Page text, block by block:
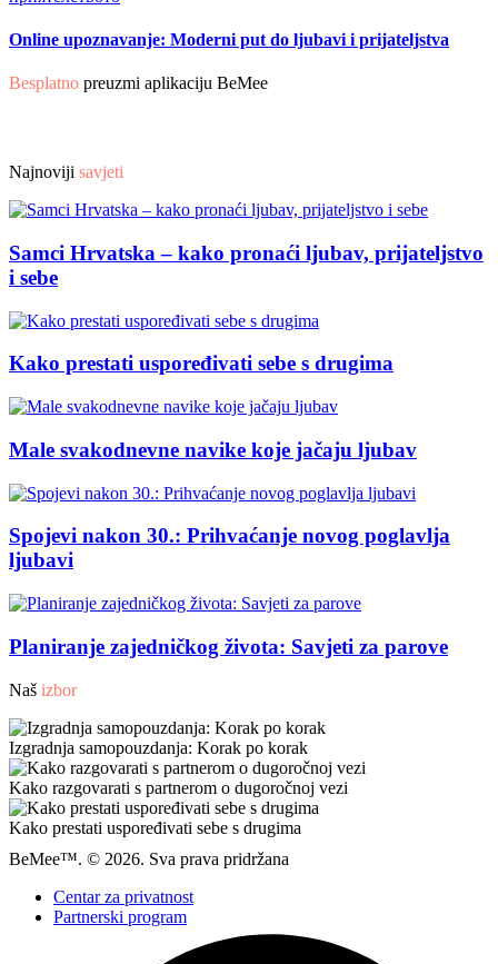
Online upoznavanje: Moderni put do ljubavi i prijateljstva
Besplatno preuzmi aplikaciju BeMee
Najnoviji savjeti
Samci Hrvatska – kako pronaći ljubav, prijateljstvo
i sebe
Kako prestati uspoređivati ​​sebe s drugima
Male svakodnevne navike koje jačaju ljubav
Spojevi nakon 30.: Prihvaćanje novog poglavlja
ljubavi
Planiranje zajedničkog života: Savjeti za parove
Naš izbor
Izgradnja samopouzdanja: Korak po korak
Kako razgovarati s partnerom o dugoročnoj vezi
Kako prestati uspoređivati ​​sebe s drugima
BeMee™. © 2026. Sva prava pridržana
Centar za privatnost
Partnerski program